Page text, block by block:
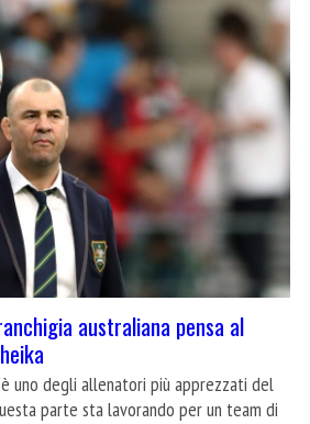
australiana pensa al
è uno degli allenatori più apprezzati del
parte sta lavorando per un team di